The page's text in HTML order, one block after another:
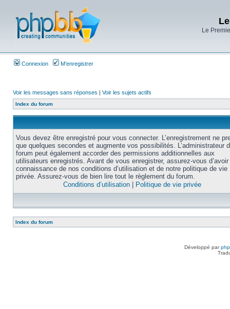
Le
Connexion M’enregistrer
Voir les messages sans réponses | Voir les sujets actifs
Index du forum
Vous devez être enregistré pour vous connecter. L’enregistrement ne
que quelques secondes et augmente vos possibilités. L’administrateur
forum peut également accorder des permissions additionnelles aux
utilisateurs enregistrés. Avant de vous enregistrer, assurez-vous
connaissance de nos conditions d’utilisation et de notre politique de vie
privée. Assurez-vous de bien lire tout le règlement du forum.
Conditions d’utilisation
Politique de vie privée
Index du forum
Développé par